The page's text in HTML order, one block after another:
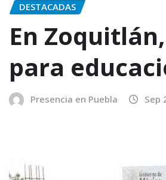
DESTACADAS
En
para
Presencia en Puebla Sep